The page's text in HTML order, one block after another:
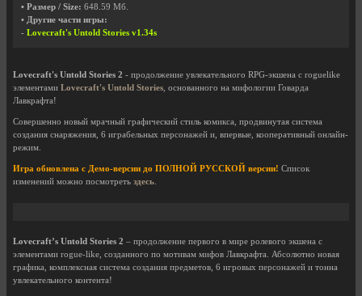
• Размер / Size: 648.59 Мб.
• Другие части игры:
- Lovecraft's Untold Stories v1.34s
Lovecraft's Untold Stories 2 - продолжение увлекательного RPG-экшена с roguelike
элементами Lovecraft's Untold Stories, основанного на мифологии Говарда
Лавкрафта!
Совершенно новый мрачный графический стиль комикса, продвинутая система
создания снаряжения, 6 играбельных персонажей и, впервые, кооперативный онлайн-
режим.
Игра обновлена с Демо-версии до ПОЛНОЙ РУССКОЙ версии! Список
изменений можно посмотреть здесь.
Lovecraft’s Untold Stories 2 – продолжение первого в мире ролевого экшена с
элементами rogue-like, созданного по мотивам мифов Лавкрафта. Абсолютно новая
графика, комплексная система создания предметов, 6 игровых персонажей и тонна
увлекательного контента!